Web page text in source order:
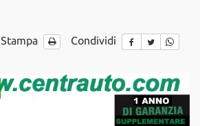
Stampa Condividi